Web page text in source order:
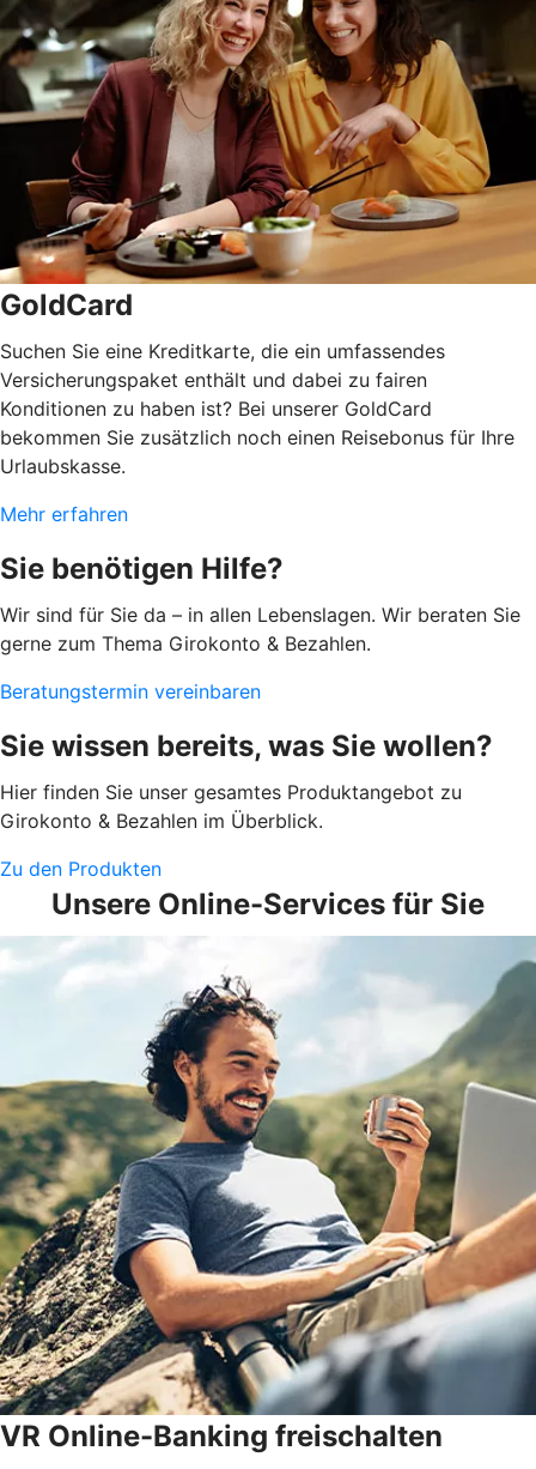
GoldCard
Suchen Sie eine Kreditkarte, die ein umfassendes
Versicherungspaket enthält und dabei zu fairen
Konditionen zu haben ist? Bei unserer GoldCard
bekommen Sie zusätzlich noch einen Reisebonus für Ihre
Urlaubskasse.
Mehr erfahren
Sie benötigen Hilfe?
Wir sind für Sie da – in allen Lebenslagen. Wir beraten Sie
gerne zum Thema Girokonto & Bezahlen.
Beratungstermin vereinbaren
Sie wissen bereits, was Sie wollen?
Hier finden Sie unser gesamtes Produktangebot zu
Girokonto & Bezahlen im Überblick.
Zu den Produkten
Unsere Online-Services für Sie
VR Online-Banking freischalten